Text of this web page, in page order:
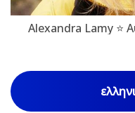
Alexandra Lamy ⭐